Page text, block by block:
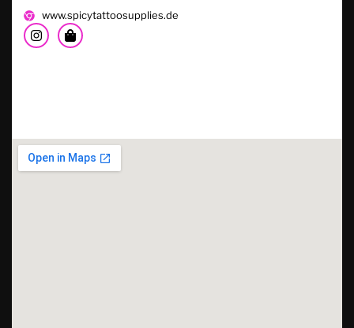
www.spicytattoosupplies.de